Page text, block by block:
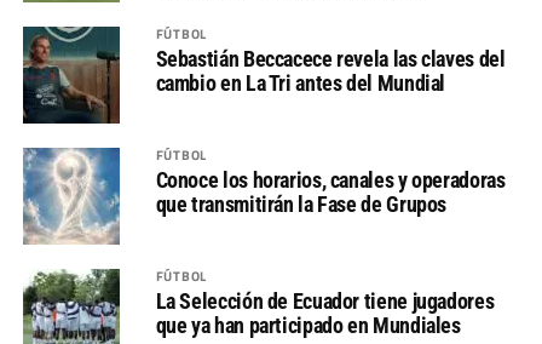
FÚTBOL
Sebastián Beccacece revela las claves del
cambio en La Tri antes del Mundial
FÚTBOL
Conoce los horarios, canales y operadoras
que transmitirán la Fase de Grupos
FÚTBOL
La Selección de Ecuador tiene jugadores
que ya han participado en Mundiales